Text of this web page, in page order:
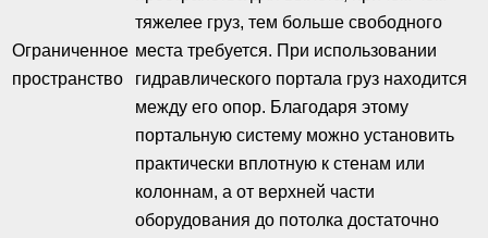
Ограниченное
пространство
тяжелее груз, тем больше свободного
места требуется. При использовании
гидравлического портала груз находится
между его опор. Благодаря этому
портальную систему можно установить
практически вплотную к стенам или
колоннам, а от верхней части
оборудования до потолка достаточно